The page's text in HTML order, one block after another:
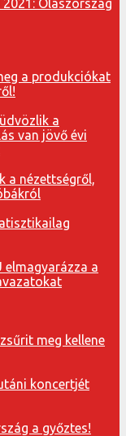
Olaszország
a produkciókat
a
van jövő évi
a nézettségről,
elmagyarázza a
meg kellene
koncertjét
a győztes!